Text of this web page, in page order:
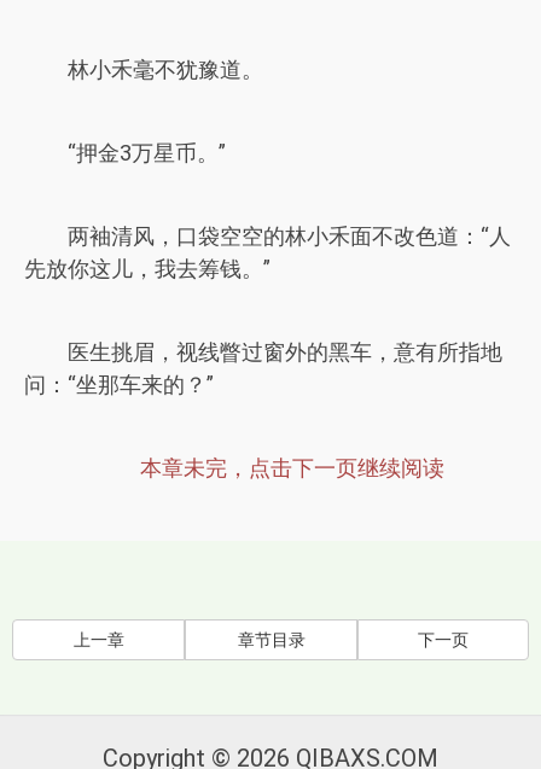
林小禾毫不犹豫道。
“押金3万星币。”
两袖清风，口袋空空的林小禾面不改色道：“人
先放你这儿，我去筹钱。”
医生挑眉，视线瞥过窗外的黑车，意有所指地
问：“坐那车来的？”
本章未完，点击下一页继续阅读
上一章 章节目录 下一页
Copyright © 2026 QIBAXS.COM